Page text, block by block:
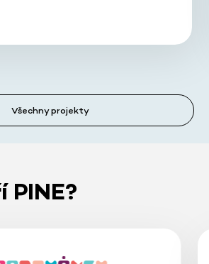
Všechny projekty
PINE?